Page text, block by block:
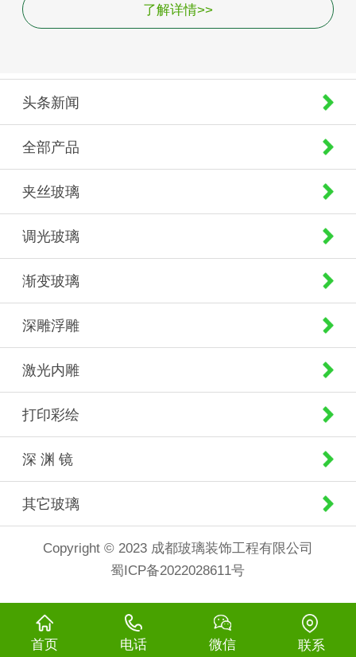
了解详情>>
头条新闻
全部产品
夹丝玻璃
调光玻璃
渐变玻璃
深雕浮雕
激光内雕
打印彩绘
深 渊 镜
其它玻璃
Copyright © 2023 成都玻璃装饰工程有限公司
蜀ICP备2022028611号
首页 电话 微信 联系